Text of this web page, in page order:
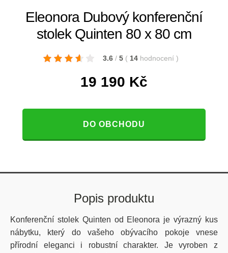
Eleonora Dubový konferenční
stolek Quinten 80 x 80 cm
3.6 / 5 ( 14 hodnocení )
19 190 Kč
DO OBCHODU
Popis produktu
Konferenční stolek Quinten od Eleonora je výrazný kus
nábytku, který do vašeho obývacího pokoje vnese
přírodní eleganci i robustní charakter. Je vyroben z